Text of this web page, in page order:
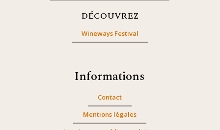
DÉCOUVREZ
Wineways Festival
Informations
Contact
Mentions légales